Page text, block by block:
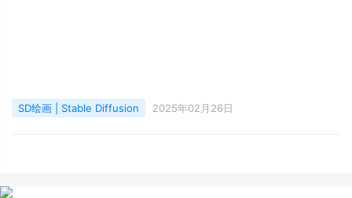
SD绘画 | Stable Diffusion 2025年02月26日